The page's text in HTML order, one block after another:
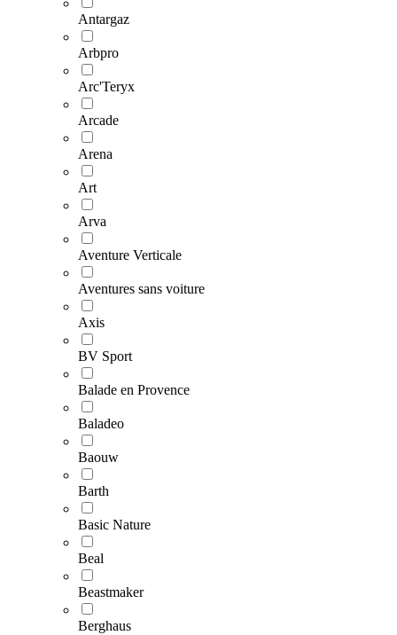
Antargaz
Arbpro
Arc'Teryx
Arcade
Arena
Art
Arva
Aventure Verticale
Aventures sans voiture
Axis
BV Sport
Balade en Provence
Baladeo
Baouw
Barth
Basic Nature
Beal
Beastmaker
Berghaus